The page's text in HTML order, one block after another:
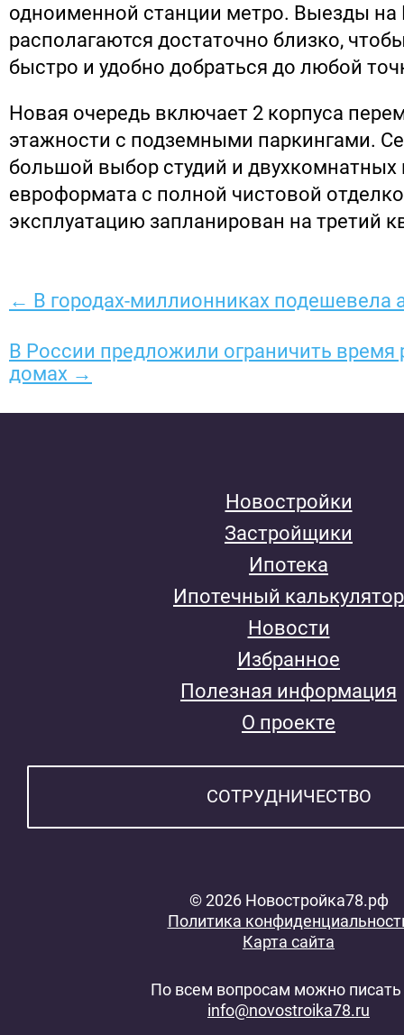
одноименной станции метро. Выезды
располагаются достаточно близко,
быстро и удобно добраться до любой
Новая очередь включает 2 корпуса
этажности с подземными паркингами.
большой выбор студий и двухкомнатных
евроформата с полной чистовой
эксплуатацию запланирован на третий
← В городах-миллионниках подешевела
В России предложили ограничить
домах →
Новостройки
Застройщики
Ипотека
Ипотечный калькулятор
Новости
Избранное
Полезная информация
О проекте
СОТРУДНИЧЕСТВО
© 2026 Новостройка78.рф
Политика
Карта сайта
По всем вопросам можно писать
info@novostroika78.ru